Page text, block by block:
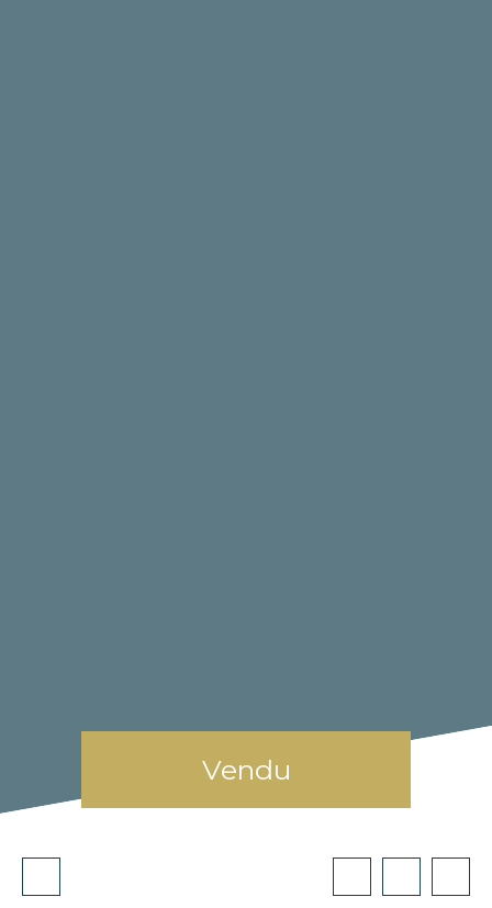
Vendu